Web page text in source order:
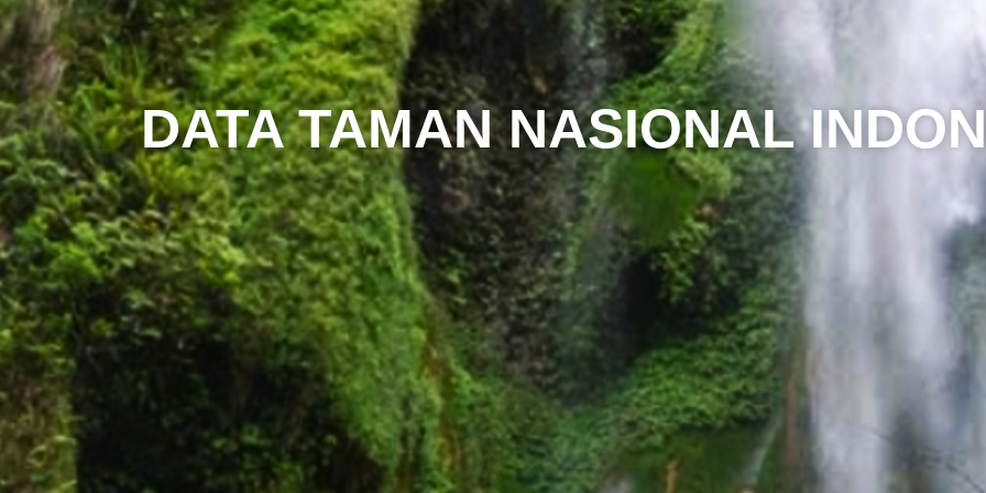
DATA TAMAN NASIONAL